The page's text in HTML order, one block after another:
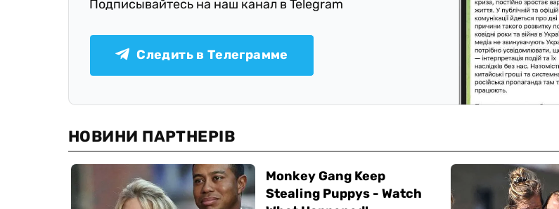
Подписывайтесь на наш канал в Telegram
Следить в Телеграмме